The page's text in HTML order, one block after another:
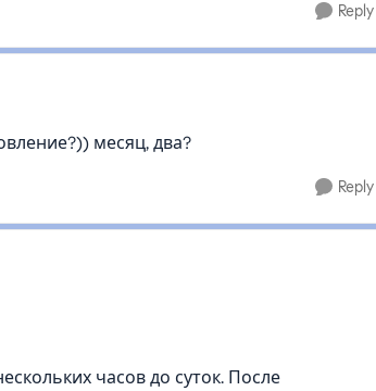
Reply
месяц, два?
Reply
часов до суток. После